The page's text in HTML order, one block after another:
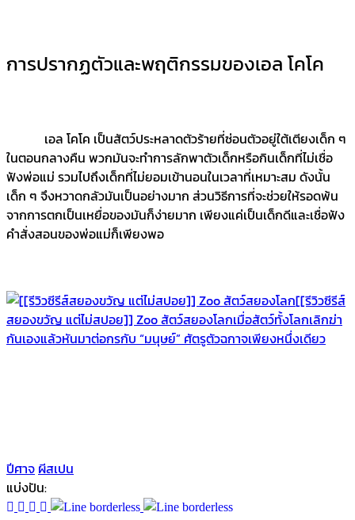
การปรากฏตัวและพฤติกรรมของเอล โคโค
เอล โคโค เป็นสัตว์ประหลาดตัวร้ายที่ซ่อนตัวอยู่ใต้เตียงเด็ก ๆ
ในตอนกลางคืน พวกมันจะทำการลักพาตัวเด็กหรือกินเด็กที่ไม่เชื่อ
ฟังพ่อแม่ รวมไปถึงเด็กที่ไม่ยอมเข้านอนในเวลาที่เหมาะสม ดังนั้น
เด็ก ๆ จึงหวาดกลัวมันเป็นอย่างมาก ส่วนวิธีการที่จะช่วยให้รอดพ้น
จากการตกเป็นเหยื่อของมันก็ง่ายมาก เพียงแค่เป็นเด็กดีและเชื่อฟัง
คำสั่งสอนของพ่อแม่ก็เพียงพอ
[[รีวิวซีรีส์
สยองขวัญ แต่ไม่สปอย]] Zoo สัตว์สยองโลกเมื่อสัตว์ทั้งโลกเลิกฆ่า
กันเองแล้วหันมาต่อกรกับ “มนุษย์” ศัตรูตัวฉกาจเพียงหนึ่งเดียว
ปีศาจ ผีสเปน
แบ่งปัน: